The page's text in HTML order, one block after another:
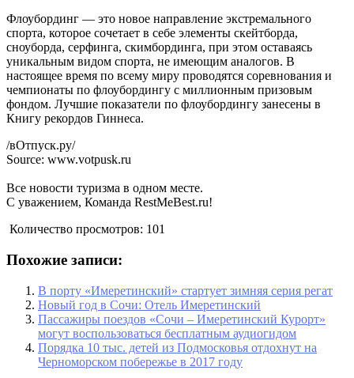
Флоубординг — это новое направление экстремального
спорта, которое сочетает в себе элементы скейтборда,
сноуборда, серфинга, скимбординга, при этом оставаясь
уникальным видом спорта, не имеющим аналогов. В
настоящее время по всему миру проводятся соревнования и
чемпионаты по флоубордингу с миллионным призовым
фондом. Лучшие показатели по флоубордингу занесены в
Книгу рекордов Гиннеса.
/вОтпуск.ру/
Source: www.votpusk.ru
Все новости туризма в одном месте.
С уважением, Команда RestMeBest.ru!
Количество просмотров: 101
Похожие записи:
В порту «Имеретинский» стартует зимняя серия регат
Новый год в Сочи: Отель Имеретинский
Пассажиры поездов «Сочи – Имеретинский Курорт»
могут воспользоваться бесплатным аудиогидом
Порядка 10 тыс. детей из Подмосковья отдохнут на
Черноморском побережье в 2017 году